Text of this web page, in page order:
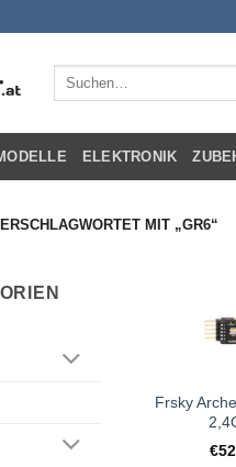
Suchen
ELEKTRONIK
MIT „GR6“
Frsky
€